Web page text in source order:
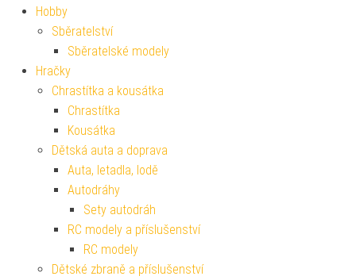
Hobby
Sběratelství
Sběratelské modely
Hračky
Chrastítka a kousátka
Chrastítka
Kousátka
Dětská auta a doprava
Auta, letadla, lodě
Autodráhy
Sety autodráh
RC modely a příslušenství
RC modely
Dětské zbraně a příslušenství